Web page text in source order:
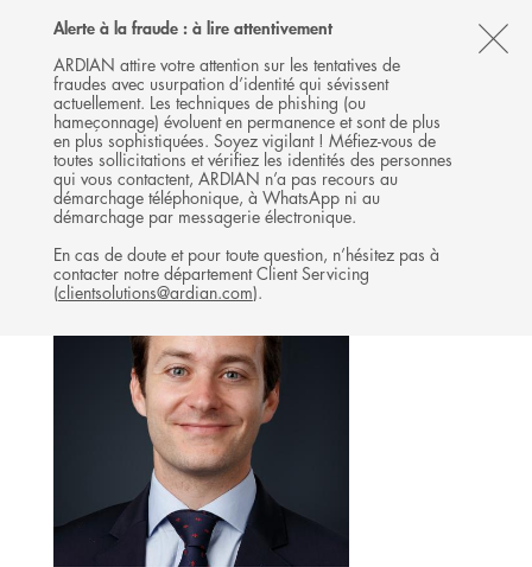
Alerte à la fraude : à lire attentivement
ARDIAN attire votre attention sur les tentatives de
fraudes avec usurpation d’identité qui sévissent
actuellement. Les techniques de phishing (ou
hameçonnage) évoluent en permanence et sont de plus
en plus sophistiquées. Soyez vigilant ! Méfiez-vous de
toutes sollicitations et vérifiez les identités des personnes
qui vous contactent, ARDIAN n’a pas recours au
démarchage téléphonique, à WhatsApp ni au
démarchage par messagerie électronique.
En cas de doute et pour toute question, n’hésitez pas à
contacter notre département Client Servicing
(clientsolutions@ardian.com).
Follow
Ardian
on
X
Follow
Ardian
on
LinkedIn
Follow
Ardian
on
YouTube
Ardian
on
Jobs
on
LinkedIn
MENU
L'ÉQUIPE
REAL ESTATE